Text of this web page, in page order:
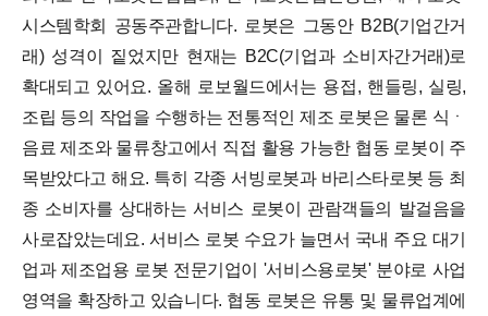
시스템학회 공동주관합니다. 로봇은 그동안 B2B(기업간거
래) 성격이 짙었지만 현재는 B2C(기업과 소비자간거래)로
확대되고 있어요. 올해 로보월드에서는 용접, 핸들링, 실링,
조립 등의 작업을 수행하는 전통적인 제조 로봇은 물론 식ㆍ
음료 제조와 물류창고에서 직접 활용 가능한 협동 로봇이 주
목받았다고 해요. 특히 각종 서빙로봇과 바리스타로봇 등 최
종 소비자를 상대하는 서비스 로봇이 관람객들의 발걸음을
사로잡았는데요. 서비스 로봇 수요가 늘면서 국내 주요 대기
업과 제조업용 로봇 전문기업이 '서비스용로봇' 분야로 사업
영역을 확장하고 있습니다. 협동 로봇은 유통 및 물류업계에